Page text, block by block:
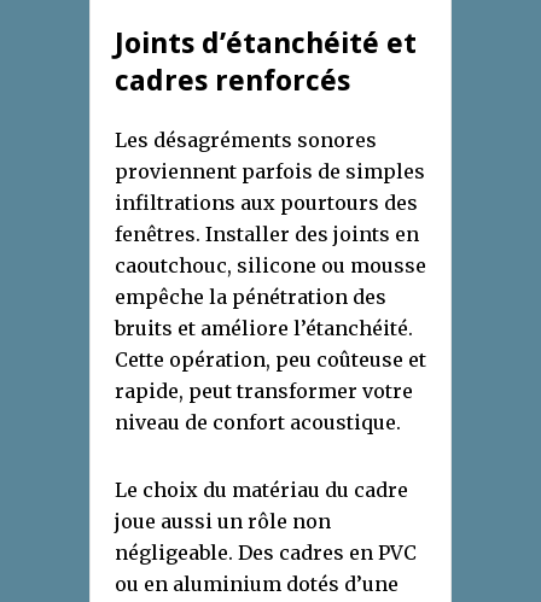
Joints d’étanchéité et
cadres renforcés
Les désagréments sonores
proviennent parfois de simples
infiltrations aux pourtours des
fenêtres. Installer des joints en
caoutchouc, silicone ou mousse
empêche la pénétration des
bruits et améliore l’étanchéité.
Cette opération, peu coûteuse et
rapide, peut transformer votre
niveau de confort acoustique.
Le choix du matériau du cadre
joue aussi un rôle non
négligeable. Des cadres en PVC
ou en aluminium dotés d’une